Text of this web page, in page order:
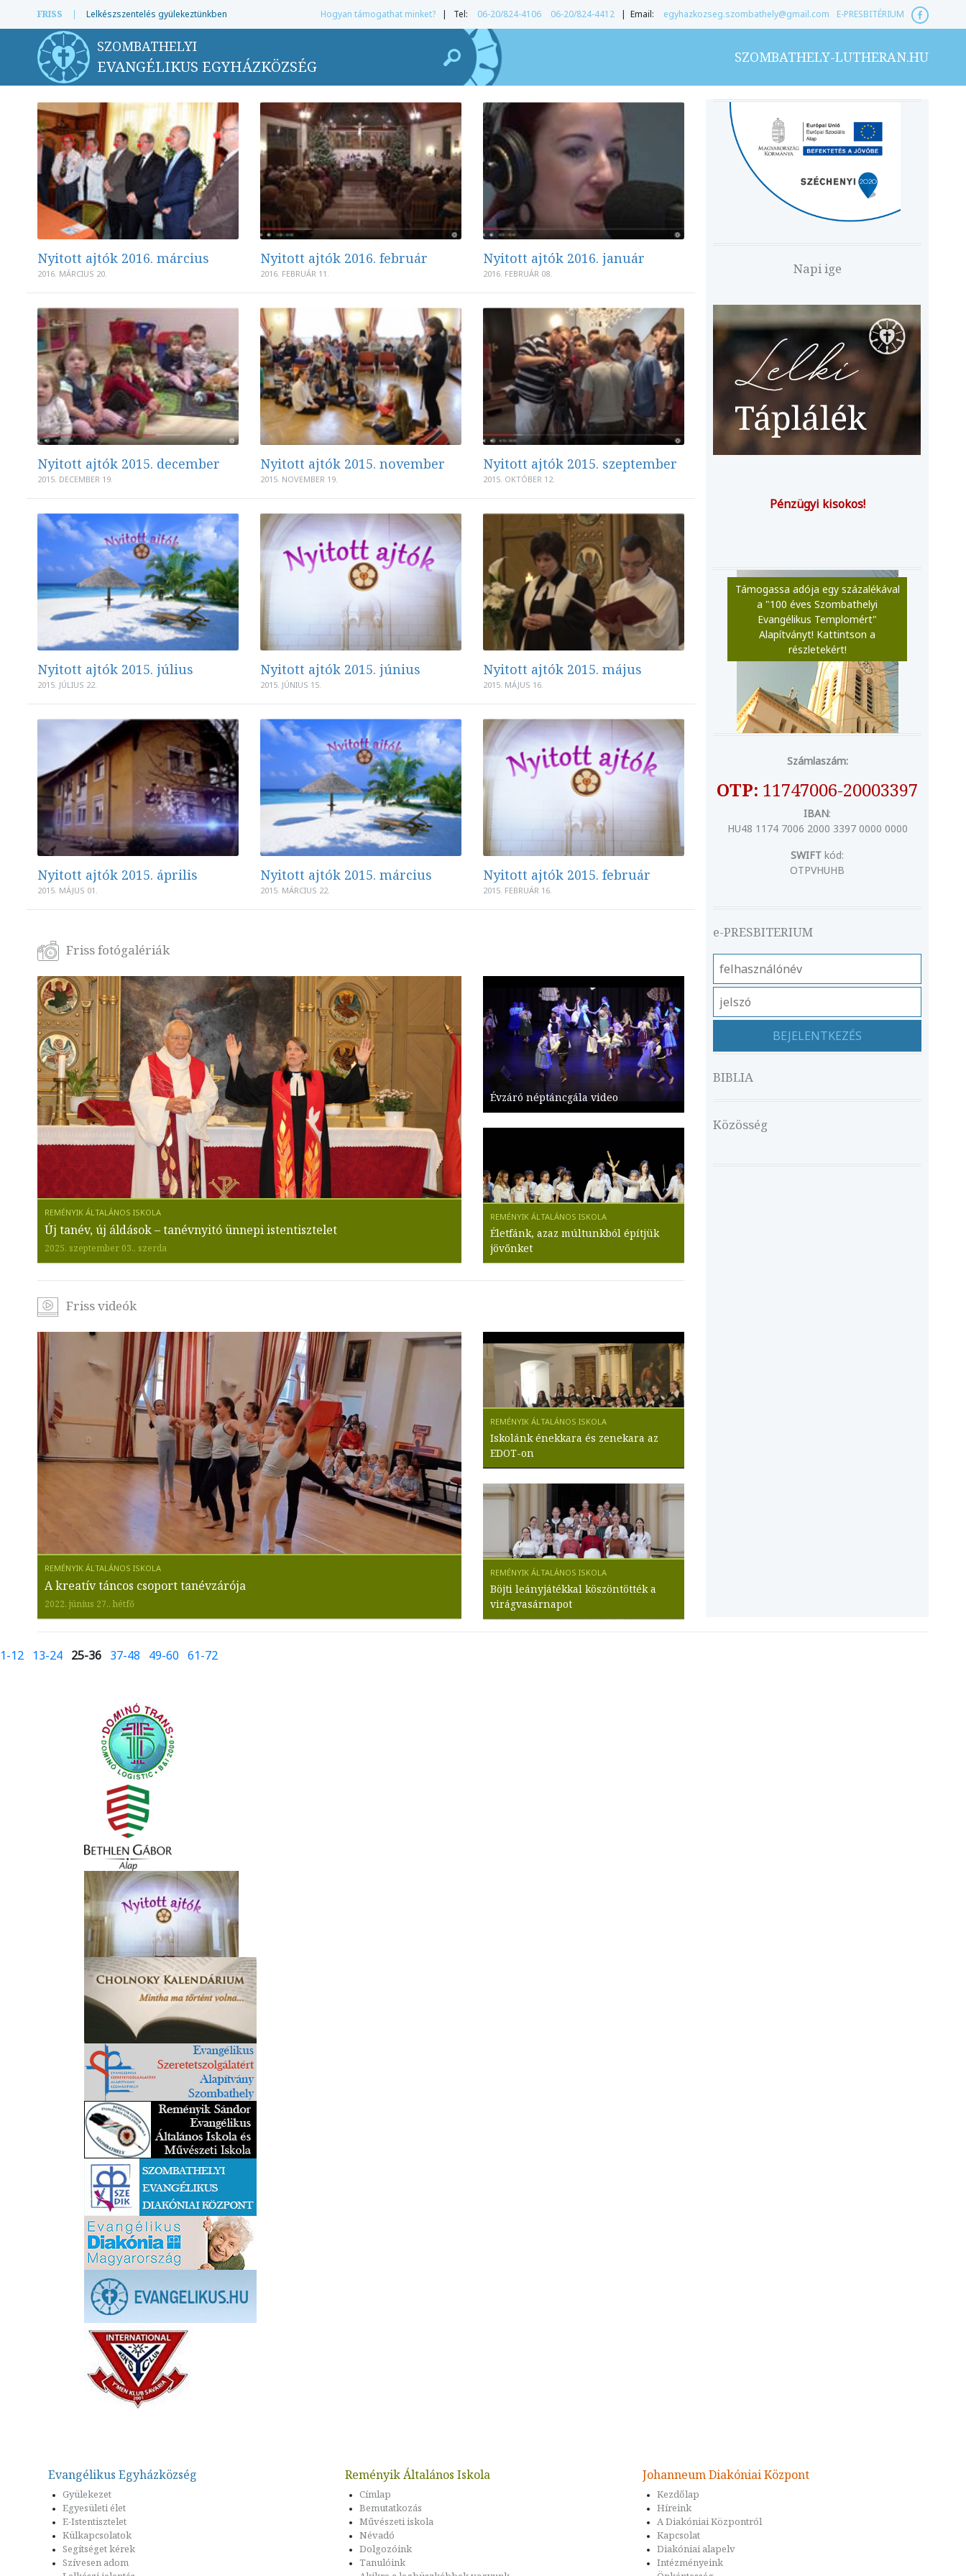
FRISS | Lelkészszentelés gyülekeztünkben Hogyan támogathat minket? | Tel: 06-20/824-4106 06-20/824-4412 | Email: egyhazkozseg.szombathely@gmail.com E-PRESBITÉRIUM
SZOMBATHELYI
EVANGÉLIKUS EGYHÁZKÖZSÉG SZOMBATHELY-LUTHERAN.HU
Nyitott ajtók 2016. március
2016. MÁRCIUS 20.
Nyitott ajtók 2016. február
2016. FEBRUÁR 11.
Nyitott ajtók 2016. január
2016. FEBRUÁR 08.
Nyitott ajtók 2015. december
2015. DECEMBER 19.
Nyitott ajtók 2015. november
2015. NOVEMBER 19.
Nyitott ajtók 2015. szeptember
2015. OKTÓBER 12.
Nyitott ajtók 2015. július
2015. JÚLIUS 22.
Nyitott ajtók 2015. június
2015. JÚNIUS 15.
Nyitott ajtók 2015. május
2015. MÁJUS 16.
Nyitott ajtók 2015. április
2015. MÁJUS 01.
Nyitott ajtók 2015. március
2015. MÁRCIUS 22.
Nyitott ajtók 2015. február
2015. FEBRUÁR 16.
Friss fotógalériák
Új tanév, új áldások – tanévnyitó ünnepi istentisztelet
2025. szeptember 03., szerda
Évzáró néptáncgála video
Életfánk, azaz múltunkból építjük
jövőnket
Friss videók
A kreatív táncos csoport tanévzárója
2022. június 27., hétfő
Iskolánk énekkara és zenekara az
EDOT-on
Böjti leányjátékkal köszöntötték a
virágvasárnapot
Napi ige
Pénzügyi kisokos!
Támogassa adója egy százalékával
a "100 éves Szombathelyi
Evangélikus Templomért"
Alapítványt! Kattintson a
részletekért!
Számlaszám:
OTP: 11747006-20003397
IBAN:
HU48 1174 7006 2000 3397 0000 0000
SWIFT kód:
OTPVHUHB
e-PRESBITERIUM
BIBLIA
Közösség
1-12 13-24 25-36 37-48 49-60 61-72
Evangélikus Egyházközség
Gyülekezet
Egyesületi élet
E-Istentisztelet
Külkapcsolatok
Segítséget kérek
Szívesen adom
Reményik Általános Iskola
Címlap
Bemutatkozás
Művészeti iskola
Névadó
Dolgozóink
Tanulóink
Johanneum Diakóniai Központ
Kezdőlap
Híreink
A Diakóniai Központról
Kapcsolat
Diakóniai alapelv
Intézményeink